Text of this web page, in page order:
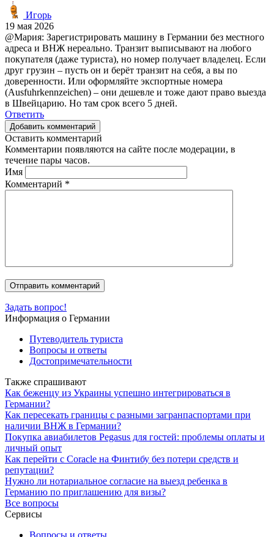
Игорь
19 мая 2026
@Мария: Зарегистрировать машину в Германии без местного
адреса и ВНЖ нереально. Транзит выписывают на любого
покупателя (даже туриста), но номер получает владелец. Если
друг грузин – пусть он и берёт транзит на себя, а вы по
доверенности. Или оформляйте экспортные номера
(Ausfuhrkennzeichen) – они дешевле и тоже дают право выезда
в Швейцарию. Но там срок всего 5 дней.
Ответить
Добавить комментарий
Оставить комментарий
Комментарии появляются на сайте после модерации, в
течение пары часов.
Имя
Комментарий *
Задать вопрос!
Информация о Германии
Путеводитель туриста
Вопросы и ответы
Достопримечательности
Также спрашивают
Как беженцу из Украины успешно интегрироваться в
Германии?
Как пересекать границы с разными загранпаспортами при
наличии ВНЖ в Германии?
Покупка авиабилетов Pegasus для гостей: проблемы оплаты и
личный опыт
Как перейти с Coracle на Финтибу без потери средств и
репутации?
Нужно ли нотариальное согласие на выезд ребенка в
Германию по приглашению для визы?
Все вопросы
Сервисы
Вопросы и ответы